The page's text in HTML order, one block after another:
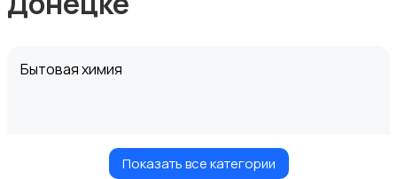
Бытовая химия
Показать все категории